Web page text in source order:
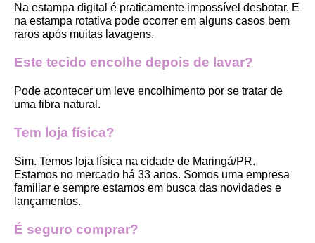
Na estampa digital é praticamente impossível desbotar. E
na estampa rotativa pode ocorrer em alguns casos bem
raros após muitas lavagens.
Este tecido encolhe depois de lavar?
Pode acontecer um leve encolhimento por se tratar de
uma fibra natural.
Tem loja física?
Sim. Temos loja física na cidade de Maringá/PR.
Estamos no mercado há 33 anos. Somos uma empresa
familiar e sempre estamos em busca das novidades e
lançamentos.
É seguro comprar?